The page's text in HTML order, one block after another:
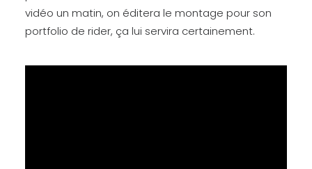
vidéo un matin, on éditera le montage pour son
portfolio de rider, ça lui servira certainement.